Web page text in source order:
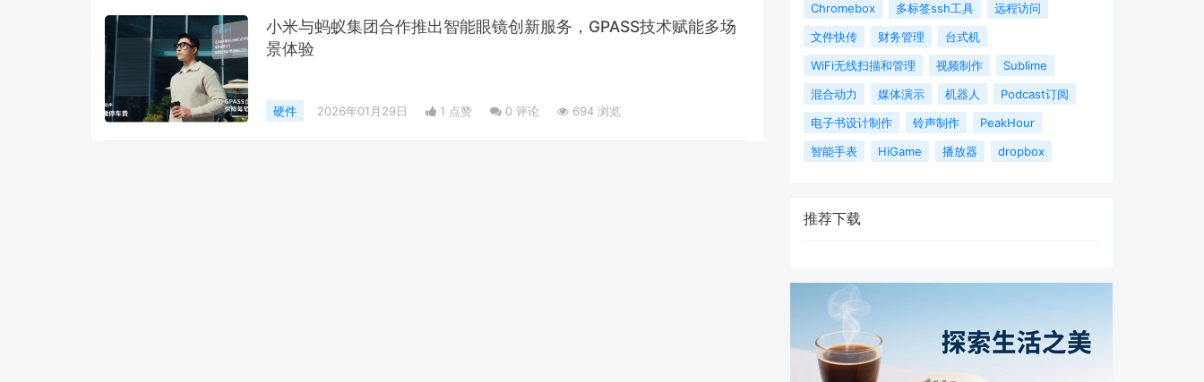
小米与蚂蚁集团合作推出智能眼镜创新服务，GPASS技术赋能多场
景体验
硬件 2026年01月29日 1 点赞 0 评论 694 浏览
Chromebox
多标签ssh工具
远程访问
文件快传
财务管理
台式机
WiFi无线扫描和管理
视频制作
Sublime
混合动力
媒体演示 机器人
Podcast订阅
电子书设计制作
铃声制作
PeakHour
智能手表
HiGame 播放器 dropbox
推荐下载